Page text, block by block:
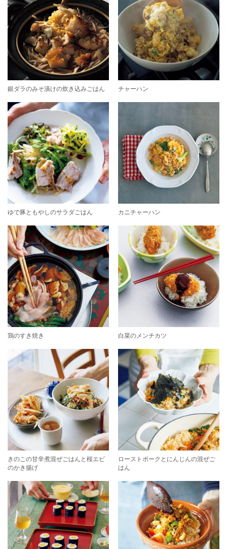
銀ダラのみそ漬けの炊き込みごはん チャーハン
ゆで豚ともやしのサラダごはん カニチャーハン
鶏のすき焼き 白菜のメンチカツ
きのこの甘辛煮混ぜごはんと桜エビ
のかき揚げ
ローストポークとにんじんの混ぜご
はん